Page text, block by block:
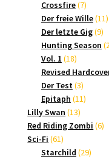
Crossfire 77
Der freie Wille 1111
Der letzte Gig 99
Hunting Season
Vol. 1 1818
Produkte
Revised
Der Test 33
Produkte
Epitaph 1111
Lilly Swan 1313
Produkte
Red Riding Zombi 66
Sci-Fi 6161
Produkte
Starchild 2929